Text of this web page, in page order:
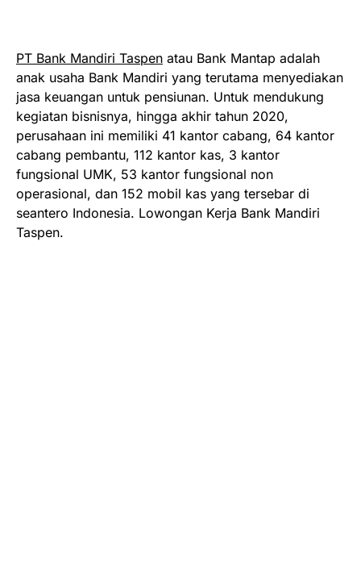
PT Bank Mandiri Taspen atau Bank Mantap adalah
anak usaha Bank Mandiri yang terutama menyediakan
jasa keuangan untuk pensiunan. Untuk mendukung
kegiatan bisnisnya, hingga akhir tahun 2020,
perusahaan ini memiliki 41 kantor cabang, 64 kantor
cabang pembantu, 112 kantor kas, 3 kantor
fungsional UMK, 53 kantor fungsional non
operasional, dan 152 mobil kas yang tersebar di
seantero Indonesia. Lowongan Kerja Bank Mandiri
Taspen.